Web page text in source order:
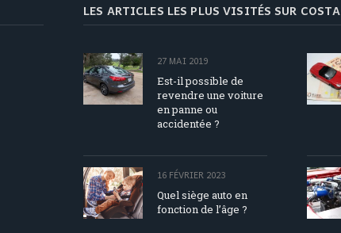
LES ARTICLES LES PLUS VISITÉS SUR COSTA
27 MAI 2019
Est-il possible de
revendre une voiture
en panne ou
accidentée ?
16 FÉVRIER 2023
Quel siège auto en
fonction de l’âge ?